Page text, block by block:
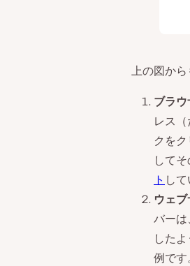
上の図か
ブラ
レス
クを
して
ト し
ウェ
バー
した
例です。